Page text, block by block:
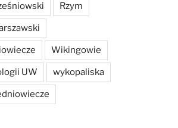
Rzym
Wikingowie
UW wykopaliska